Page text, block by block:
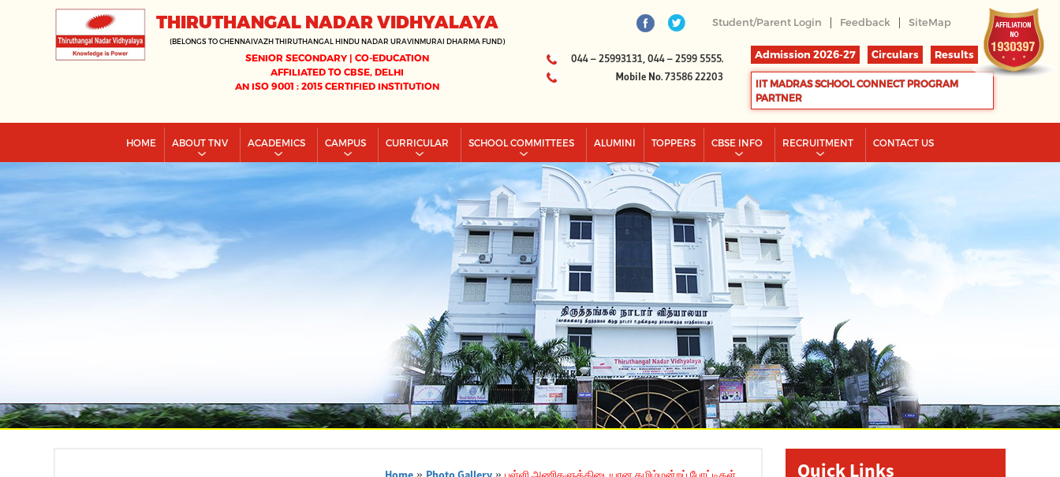
THIRUTHANGAL NADAR VIDHYALAYA
(BELONGS TO CHENNAIVAZH THIRUTHANGAL HINDU NADAR URAVINMURAI DHARMA FUND)
SENIOR SECONDARY | CO-EDUCATION
AFFILIATED TO CBSE, DELHI
AN ISO 9001 : 2015 CERTIFIED INSTITUTION
Student/Parent Login | Feedback | SiteMap
044 – 25993131, 044 – 2599 5555.
Mobile No. 73586 22203
Admission 2026-27 Circulars Results
IIT MADRAS SCHOOL CONNECT PROGRAM
PARTNER
HOME ABOUT TNV ACADEMICS CAMPUS CURRICULAR SCHOOL COMMITTEES ALUMINI TOPPERS CBSE INFO RECRUITMENT CONTACT US
» » Quick Links